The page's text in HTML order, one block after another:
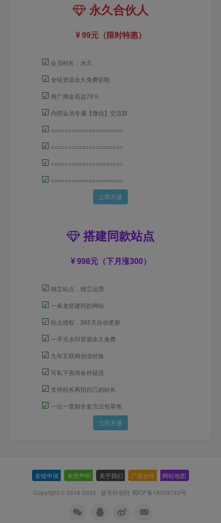
永久合伙人
99元（限时特惠）
☑ 会员时长：永久
☑ 全站资源永久免费获取
☑ 推广佣金高达70％
☑ 内部会员专属【微信】交流群
☑ =====================
☑ =====================
☑ =====================
☑ =====================
立即开通
搭建同款站点
998元（下月涨300）
☑ 独立站点，独立运营
☑ 一条龙搭建同款网站
☑ 站点授权，365天自动更新
☑ 一手无水印资源永久免费
☑ 九年互联网创业经验
☑ 可私下咨询各种疑惑
☑ 支持站长再招自己的站长
☑ 一比一复制全套方法包落地
立即开通
友链申请 免责声明 关于我们 广告合作 网站地图
Copyright © 2018-2025 · 超哥轻创社 蜀ICP备18009742号